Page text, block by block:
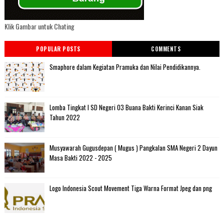
Klik Gambar untuk Chating
POPULAR POSTS COMMENTS
Smaphore dalam Kegiatan Pramuka dan Nilai Pendidikannya.
Lomba Tingkat I SD Negeri 03 Buana Bakti Kerinci Kanan Siak
Tahun 2022
Musyawarah Gugusdepan ( Mugus ) Pangkalan SMA Negeri 2 Dayun
Masa Bakti 2022 - 2025
Logo Indonesia Scout Movement Tiga Warna Format Jpeg dan png